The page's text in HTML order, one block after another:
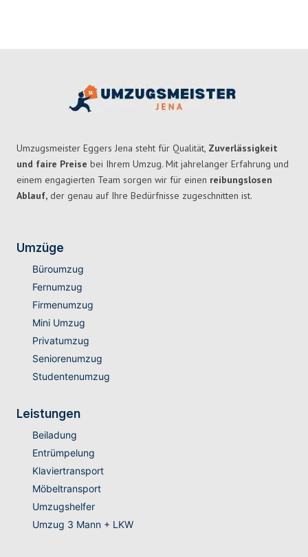
Umzugsmeister Eggers Jena steht für Qualität, Zuverlässigkeit
und faire Preise bei Ihrem Umzug. Mit jahrelanger Erfahrung und
einem engagierten Team sorgen wir für einen reibungslosen
Ablauf, der genau auf Ihre Bedürfnisse zugeschnitten ist.
Umzüge
Büroumzug
Fernumzug
Firmenumzug
Mini Umzug
Privatumzug
Seniorenumzug
Studentenumzug
Leistungen
Beiladung
Entrümpelung
Klaviertransport
Möbeltransport
Umzugshelfer
Umzug 3 Mann + LKW